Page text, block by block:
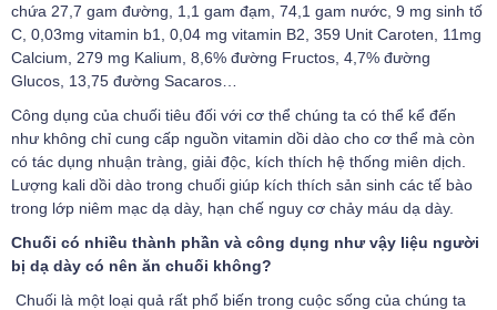
chứa 27,7 gam đường, 1,1 gam đạm, 74,1 gam nước, 9 mg sinh tố
C, 0,03mg vitamin b1, 0,04 mg vitamin B2, 359 Unit Caroten, 11mg
Calcium, 279 mg Kalium, 8,6% đường Fructos, 4,7% đường
Glucos, 13,75 đường Sacaros…
Công dụng của chuối tiêu đối với cơ thể chúng ta có thể kể đến
như không chỉ cung cấp nguồn vitamin dồi dào cho cơ thể mà còn
có tác dụng nhuận tràng, giải độc, kích thích hệ thống miên dịch.
Lượng kali dồi dào trong chuối giúp kích thích sản sinh các tế bào
trong lớp niêm mạc dạ dày, hạn chế nguy cơ chảy máu dạ dày.
Chuối có nhiều thành phần và công dụng như vậy liệu người
bị dạ dày có nên ăn chuối không?
Chuối là một loại quả rất phổ biến trong cuộc sống của chúng ta